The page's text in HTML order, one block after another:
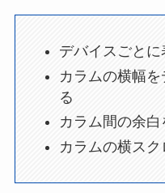
デバイスごと
カラムの横幅
る
カラム間の余
カラムの横ス